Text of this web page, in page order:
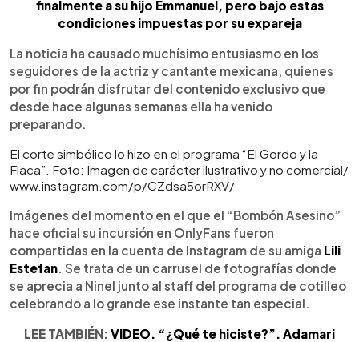
finalmente a su hijo Emmanuel, pero bajo estas
condiciones impuestas por su expareja
La noticia ha causado muchísimo entusiasmo en los
seguidores de la actriz y cantante mexicana, quienes
por fin podrán disfrutar del contenido exclusivo que
desde hace algunas semanas ella ha venido
preparando.
El corte simbólico lo hizo en el programa “El Gordo y la
Flaca”. Foto: Imagen de carácter ilustrativo y no comercial/
www.instagram.com/p/CZdsa5orRXV/
Imágenes del momento en el que el “Bombón Asesino”
hace oficial su incursión en OnlyFans fueron
compartidas en la cuenta de Instagram de su amiga Lili
Estefan. Se trata de un carrusel de fotografías donde
se aprecia a Ninel junto al staff del programa de cotilleo
celebrando a lo grande ese instante tan especial.
LEE TAMBIÉN: VIDEO. “¿Qué te hiciste?”. Adamari